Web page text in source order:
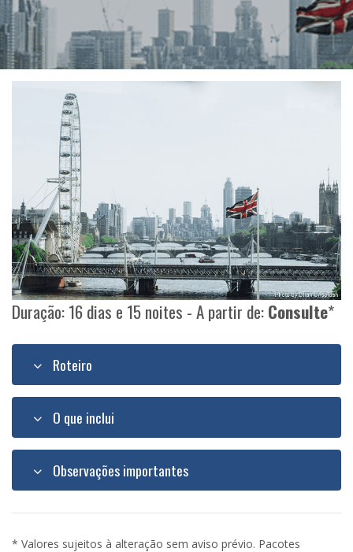
Duração: 16 dias e 15 noites - A partir de:Consulte*
Roteiro
O que inclui
Observações importantes
* Valores sujeitos à alteração sem aviso prévio. Pacotes